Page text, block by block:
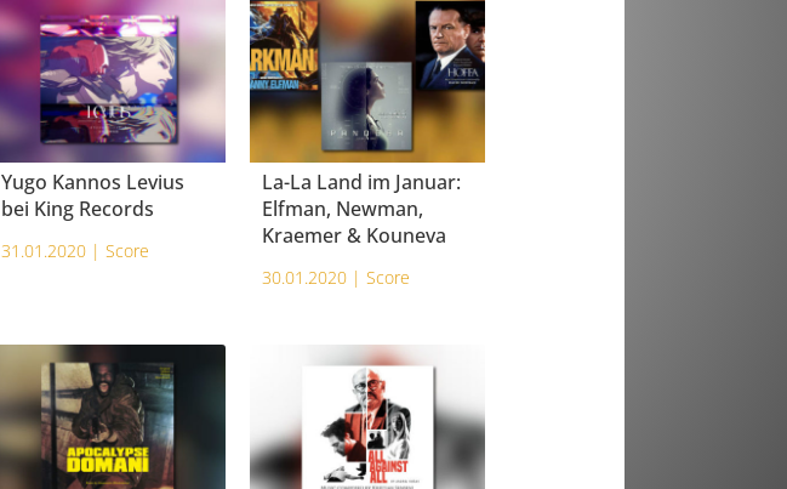
Yugo Kannos Levius
bei King Records
31.01.2020 |Score
La-La Land im Januar:
Elfman, Newman,
Kraemer & Kouneva
30.01.2020 | Score